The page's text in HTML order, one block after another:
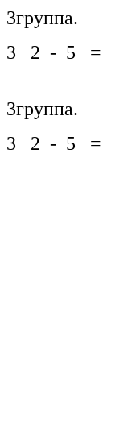
3группа.
3 2 - 5 =
3группа.
3 2 - 5 =